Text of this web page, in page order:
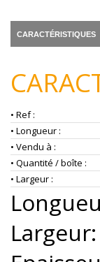
CARACTÉRISTIQUES
• Ref :
• Longueur :
• Vendu à :
• Quantité / boîte :
• Largeur :